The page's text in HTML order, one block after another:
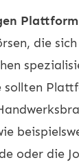
die
oder die